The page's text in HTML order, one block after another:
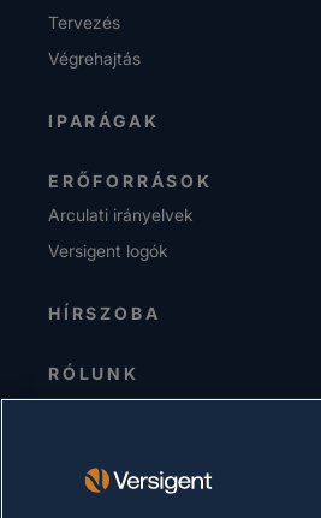
Tervezés
Végrehajtás
IPARÁGAK
ERŐFORRÁSOK
Arculati irányelvek
Versigent logók
HÍRSZOBA
RÓLUNK
Senior Vezetőség
Beszállítók